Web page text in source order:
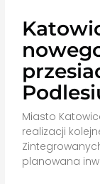
Miasto
realizacji
planowana